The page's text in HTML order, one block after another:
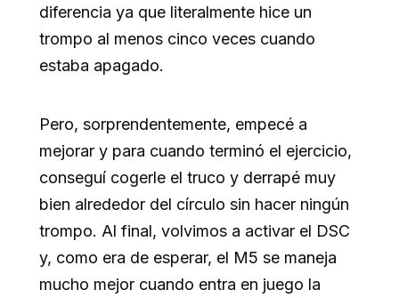
diferencia ya que literalmente hice un
trompo al menos cinco veces cuando
estaba apagado.
Pero, sorprendentemente, empecé a
mejorar y para cuando terminó el ejercicio,
conseguí cogerle el truco y derrapé muy
bien alrededor del círculo sin hacer ningún
trompo. Al final, volvimos a activar el DSC
y, como era de esperar, el M5 se maneja
mucho mejor cuando entra en juego la